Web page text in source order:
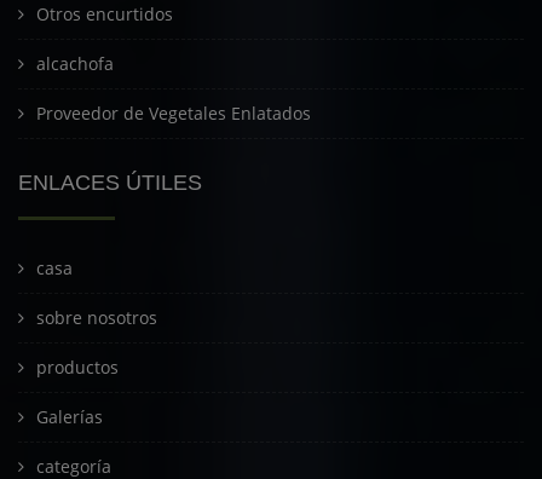
Otros encurtidos
alcachofa
Proveedor de Vegetales Enlatados
ENLACES ÚTILES
casa
sobre nosotros
productos
Galerías
categoría